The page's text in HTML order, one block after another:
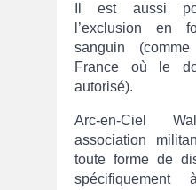
Il est aussi
l’exclusion en
sanguin
France où le
autorisé).
Arc-en-Ciel
association
toute forme de
spécifiquement